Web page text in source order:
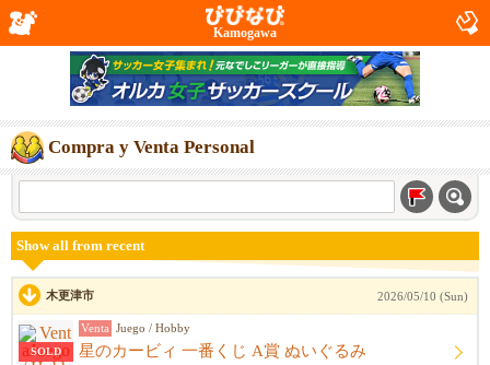
Kamogawa
Compra y Venta Personal
Show all from recent
木更津市 2026/05/10 (Sun)
SOLD
Venta Juego / Hobby
星のカービィ 一番くじ A賞 ぬいぐるみ